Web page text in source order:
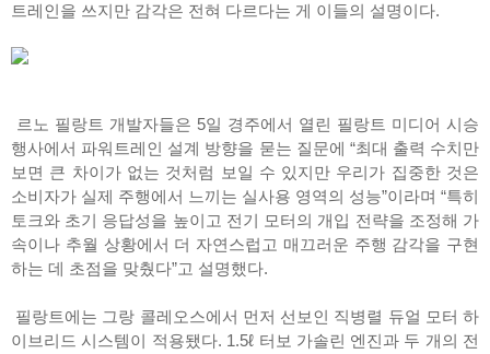
트레인을 쓰지만 감각은 전혀 다르다는 게 이들의 설명이다.
르노 필랑트 개발자들은 5일 경주에서 열린 필랑트 미디어 시승
행사에서 파워트레인 설계 방향을 묻는 질문에 “최대 출력 수치만
보면 큰 차이가 없는 것처럼 보일 수 있지만 우리가 집중한 것은
소비자가 실제 주행에서 느끼는 실사용 영역의 성능”이라며 “특히
토크와 초기 응답성을 높이고 전기 모터의 개입 전략을 조정해 가
속이나 추월 상황에서 더 자연스럽고 매끄러운 주행 감각을 구현
하는 데 초점을 맞췄다”고 설명했다.
필랑트에는 그랑 콜레오스에서 먼저 선보인 직병렬 듀얼 모터 하
이브리드 시스템이 적용됐다. 1.5ℓ 터보 가솔린 엔진과 두 개의 전